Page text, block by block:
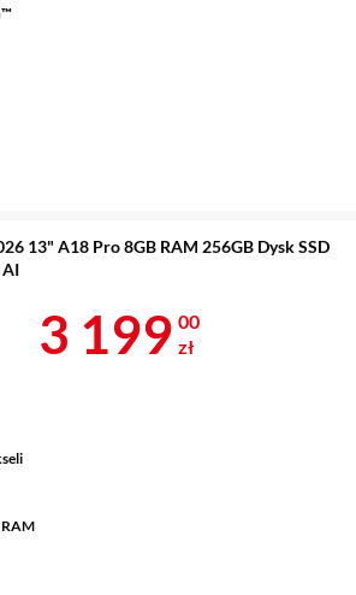
13" A18 Pro 8GB RAM 256GB Dysk SSD
AI
Cena 3 199 zł
3 199 00
zł